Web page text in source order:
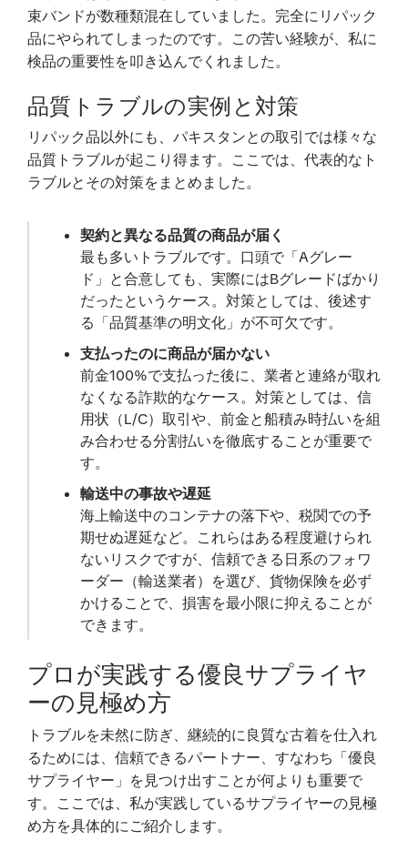
束バンドが数種類混在していました。完全にリパック
品にやられてしまったのです。この苦い経験が、私に
検品の重要性を叩き込んでくれました。
品質トラブルの実例と対策
リパック品以外にも、パキスタンとの取引では様々な
品質トラブルが起こり得ます。ここでは、代表的なト
ラブルとその対策をまとめました。
契約と異なる品質の商品が届く
最も多いトラブルです。口頭で「Aグレー
ド」と合意しても、実際にはBグレードばかり
だったというケース。対策としては、後述す
る「品質基準の明文化」が不可欠です。
支払ったのに商品が届かない
前金100%で支払った後に、業者と連絡が取れ
なくなる詐欺的なケース。対策としては、信
用状（L/C）取引や、前金と船積み時払いを組
み合わせる分割払いを徹底することが重要で
す。
輸送中の事故や遅延
海上輸送中のコンテナの落下や、税関での予
期せぬ遅延など。これらはある程度避けられ
ないリスクですが、信頼できる日系のフォワ
ーダー（輸送業者）を選び、貨物保険を必ず
かけることで、損害を最小限に抑えることが
できます。
プロが実践する優良サプライヤ
ーの見極め方
トラブルを未然に防ぎ、継続的に良質な古着を仕入れ
るためには、信頼できるパートナー、すなわち「優良
サプライヤー」を見つけ出すことが何よりも重要で
す。ここでは、私が実践しているサプライヤーの見極
め方を具体的にご紹介します。